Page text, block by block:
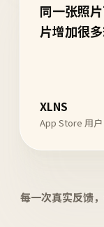
同一张照
片增加很多
XLNS
App Store 用
每一次真实反馈